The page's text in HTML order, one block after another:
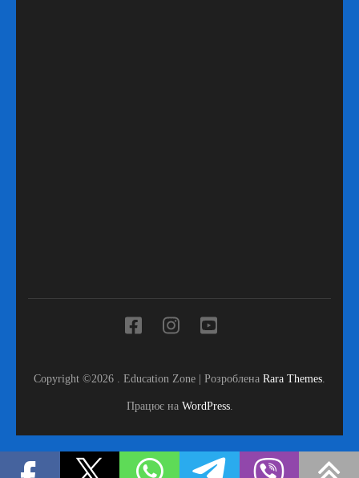
Copyright ©2026 Education Zone | Розроблена Rara Themes
Працює на WordPress.